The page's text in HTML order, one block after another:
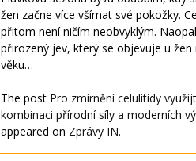
žen začne více všímat své pokožky.
přitom není ničím neobvyklým.
přirozený jev, který se objevuje u žen
věku…
The post Pro zmírnění celulitidy
kombinaci přírodní síly a moderních
appeared on Zprávy IN.